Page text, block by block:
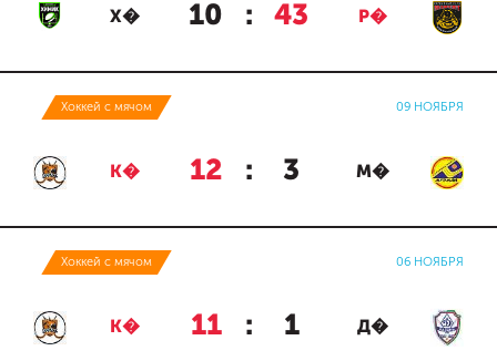
Х� 10 : 43 Р�
Хоккей с мячом 09 НОЯБРЯ
К� 12 : 3 М�
Хоккей с мячом 06 НОЯБРЯ
К� 11 : 1 Д�